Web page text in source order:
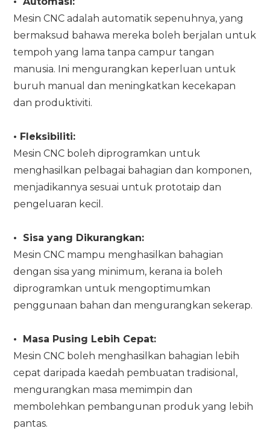
Mesin CNC adalah automatik sepenuhnya, yang
bermaksud bahawa mereka boleh berjalan untuk
tempoh yang lama tanpa campur tangan
manusia. Ini mengurangkan keperluan untuk
buruh manual dan meningkatkan kecekapan
dan produktiviti.
• Fleksibiliti:
Mesin CNC boleh diprogramkan untuk
menghasilkan pelbagai bahagian dan komponen,
menjadikannya sesuai untuk prototaip dan
pengeluaran kecil.
• Sisa yang Dikurangkan:
Mesin CNC mampu menghasilkan bahagian
dengan sisa yang minimum, kerana ia boleh
diprogramkan untuk mengoptimumkan
penggunaan bahan dan mengurangkan sekerap.
•
Masa Pusing Lebih Cepat:
Mesin CNC boleh menghasilkan bahagian lebih
cepat daripada kaedah pembuatan tradisional,
mengurangkan masa memimpin dan
membolehkan pembangunan produk yang lebih
pantas.